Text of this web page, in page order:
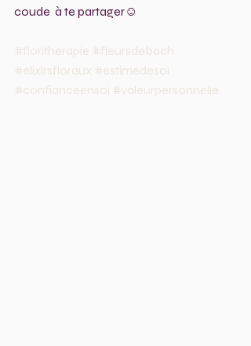
coude  à te partager☺️
#floritherapie #fleursdebach
#elixirsfloraux #estimedesoi
#confianceensoi #valeurpersonnelle